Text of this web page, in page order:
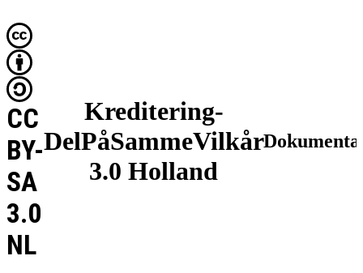
Kreditering-
DelPåSammeVilkår
3.0 Holland
CC
BY-
SA
3.0
NL